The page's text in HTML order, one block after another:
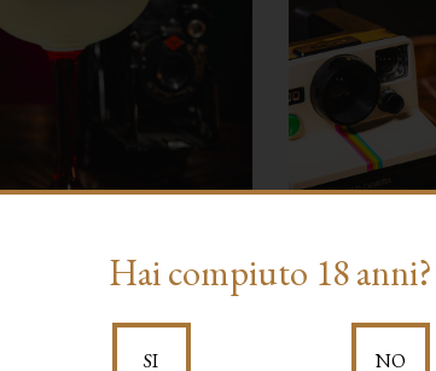
Hai compiuto 18 anni?
SI NO